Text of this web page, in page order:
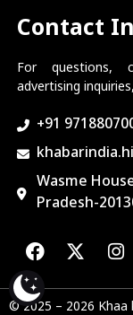
Contact
For questions,
advertising
+91
Wasme
Pradesh-
© 2025 – 2026